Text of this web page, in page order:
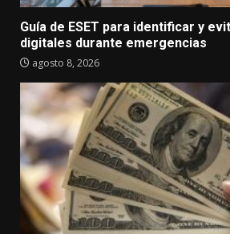
Guía de ESET para identificar y
digitales durante emergencias
agosto 8, 2026